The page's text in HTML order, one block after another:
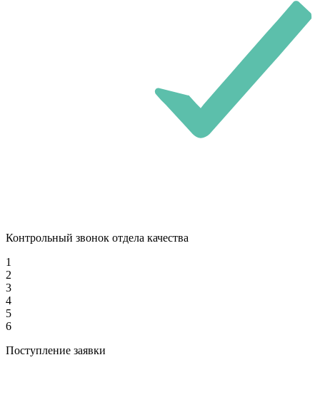
Контрольный звонок отдела качества
1
2
3
4
5
6
Поступление заявки